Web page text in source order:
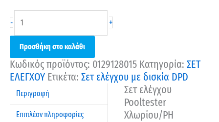
- +
Προσθήκη στο καλάθι
Κωδικός προϊόντος: 0129128015 Κατηγορία: ΣΕΤ
ΕΛΕΓΧΟΥ Ετικέτα: Σετ ελέγχου με δισκία DPD
Περιγραφή
Επιπλέον πληροφορίες
Σετ ελέγχου
Pooltester
Χλωρίου/ΡΗ